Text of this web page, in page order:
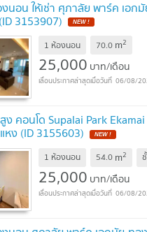
นอน ให้เช่า ศุภาลัย พาร์ค เอก
3153907)
1 ห้องนอน 70.0 m2
25,000 บาท/เดือน
06/08/
คอนโด Supalai Park
หง (ID 3155603)
1 ห้องนอน 54.0 m2
25,000 บาท/เดือน
06/08/